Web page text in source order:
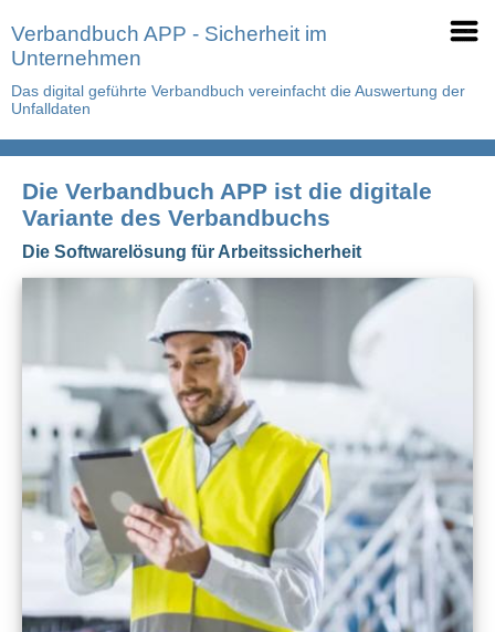
Verbandbuch APP - Sicherheit im
Unternehmen
Das digital geführte Verbandbuch vereinfacht die Auswertung der
Unfalldaten
Die Verbandbuch APP ist die digitale
Variante des Verbandbuchs
Die Softwarelösung für Arbeitssicherheit